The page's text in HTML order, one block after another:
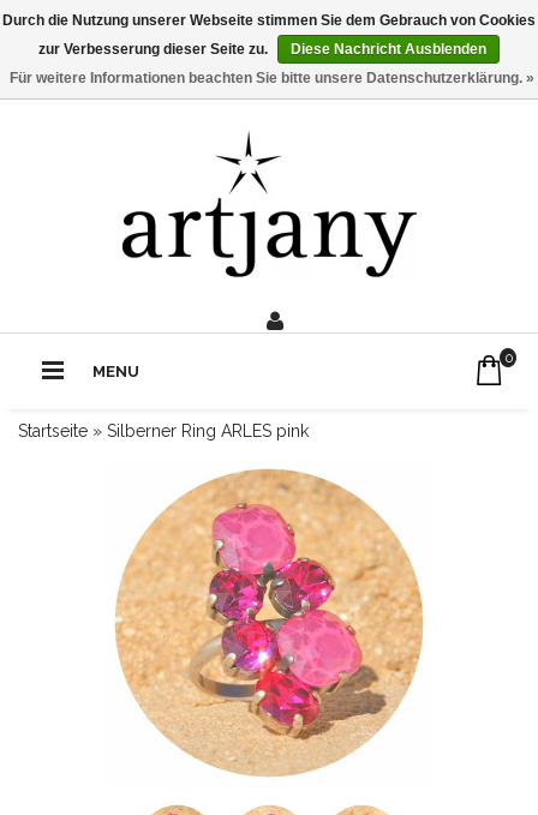
Rufe uns an:0211 - 210 310 2
MENU
0
Startseite » Silberner Ring ARLES pink
Durch die Nutzung unserer Webseite stimmen Sie dem Gebrauch von Cookies
zur Verbesserung dieser Seite zu.
Diese Nachricht Ausblenden
Für weitere Informationen beachten Sie bitte unsere Datenschutzerklärung. »